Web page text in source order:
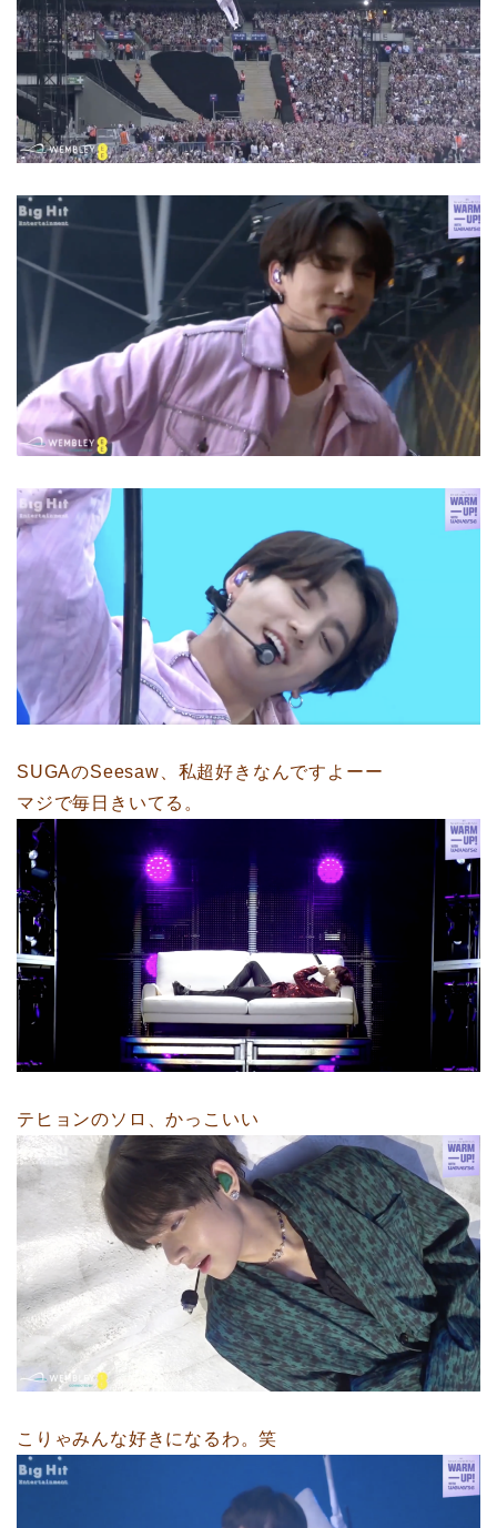
SUGAのSeesaw、私超好きなんですよーー
マジで毎日きいてる。
テヒョンのソロ、かっこいい
こりゃみんな好きになるわ。笑